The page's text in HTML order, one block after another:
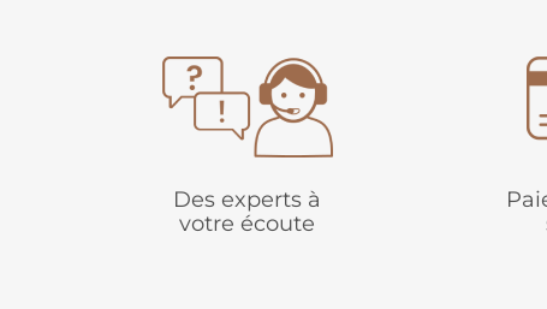
Des experts à
votre écoute